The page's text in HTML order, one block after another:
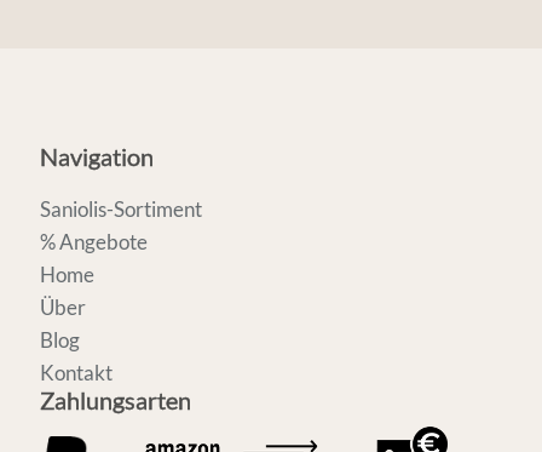
Navigation
Saniolis-Sortiment
% Angebote
Home
Über
Blog
Kontakt
Zahlungsarten